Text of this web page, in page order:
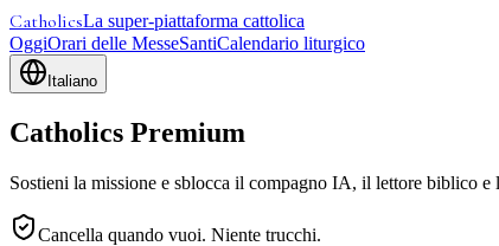
CatholicsLa super-piattaforma cattolica
OggiOrari delle MesseSantiCalendario liturgico
Italiano
Catholics Premium
Sostieni la missione e sblocca il compagno IA, il lettore biblico e
Cancella quando vuoi. Niente trucchi.